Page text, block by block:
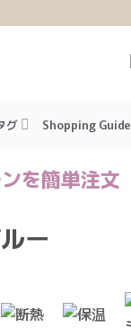
グ Shopping Guide
を簡単注文
ー